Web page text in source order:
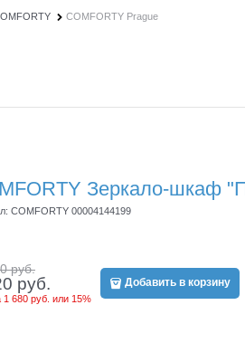
COMFORTY Prague
Зеркало-шкаф
COMFORTY 00004144199
руб.
руб.
1 680 руб. или 15%
Добавить в корзину